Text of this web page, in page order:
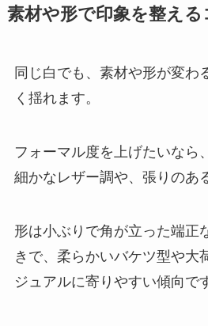
素材や形で印象を整える
同じ白でも、素材や形が変わ
く揺れます。
フォーマル度を上げたいなら
細かなレザー調や、張りのあ
形は小ぶりで角が立った端正
きで、柔らかいバケツ型や大
ジュアルに寄りやすい傾向で